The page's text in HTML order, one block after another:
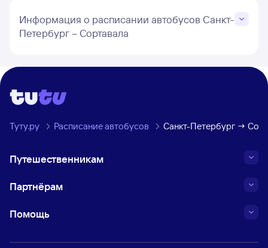
Информация о расписании автобусов Санкт-
Петербург – Сортавала
Туту.ру Расписание автобусов Санкт-Петербург →
Путешественникам
Партнёрам
Помощь